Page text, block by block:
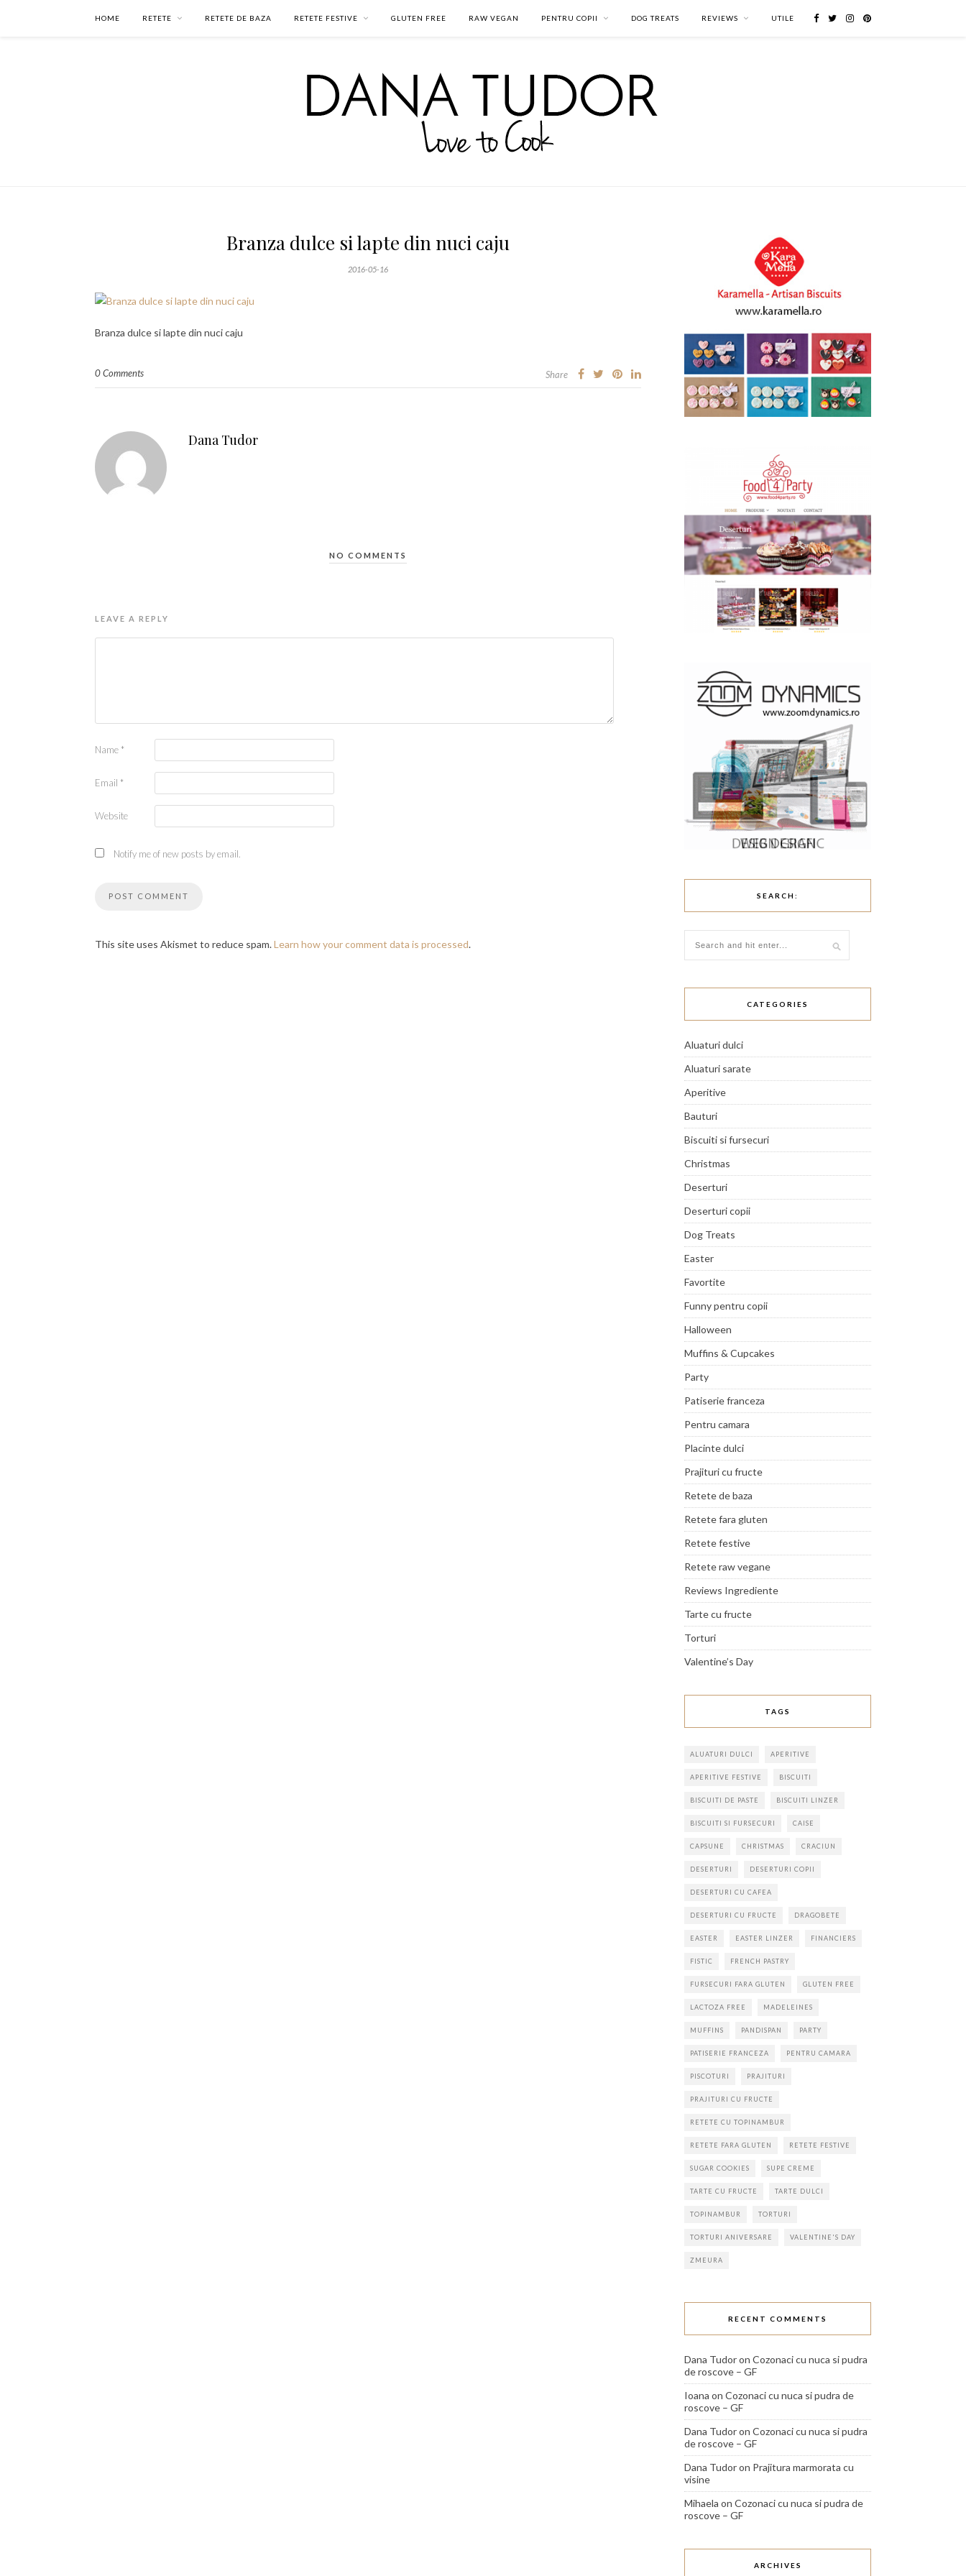
HOME RETETE RETETE DE BAZA RETETE FESTIVE GLUTEN FREE RAW VEGAN PENTRU COPII DOG TREATS REVIEWS UTILE
Branza dulce si lapte din nuci caju
2016-05-16
Branza dulce si lapte din nuci caju
0 Comments Share
Dana Tudor
NO COMMENTS
LEAVE A REPLY
Name *
Email *
Website
Notify me of new posts by email.
This site uses Akismet to reduce spam.Learn how your comment data is processed.
SEARCH:
CATEGORIES
Aluaturi dulci
Aluaturi sarate
Aperitive
Bauturi
Biscuiti si fursecuri
Christmas
Deserturi
Deserturi copii
Dog Treats
Easter
Favortite
Funny pentru copii
Halloween
Muffins & Cupcakes
Party
Patiserie franceza
Pentru camara
Placinte dulci
Prajituri cu fructe
Retete de baza
Retete fara gluten
Retete festive
Retete raw vegane
Reviews Ingrediente
Tarte cu fructe
Torturi
Valentine’s Day
TAGS
ALUATURI DULCI APERITIVE
APERITIVE FESTIVE BISCUITI
BISCUITI DE PASTE BISCUITI LINZER
BISCUITI SI FURSECURI CAISE
CAPSUNE CHRISTMAS CRACIUN
DESERTURI DESERTURI COPII
DESERTURI CU CAFEA
DESERTURI CU FRUCTE DRAGOBETE
EASTER EASTER LINZER FINANCIERS
FISTIC FRENCH PASTRY
FURSECURI FARA GLUTEN GLUTEN FREE
LACTOZA FREE MADELEINES
MUFFINS PANDISPAN PARTY
PATISERIE FRANCEZA PENTRU CAMARA
PISCOTURI PRAJITURI
PRAJITURI CU FRUCTE
RETETE CU TOPINAMBUR
RETETE FARA GLUTEN RETETE FESTIVE
SUGAR COOKIES SUPE CREME
TARTE CU FRUCTE TARTE DULCI
TOPINAMBUR TORTURI
TORTURI ANIVERSARE VALENTINE'S DAY
ZMEURA
RECENT COMMENTS
Dana Tudoron Cozonaci cu nuca si pudra
de roscove – GF
Ioana on Cozonaci cu nuca si pudra de
roscove – GF
Dana Tudoron Cozonaci cu nuca si pudra
de roscove – GF
Dana Tudoron Prajitura marmorata cu
visine
Mihaela on Cozonaci cu nuca si pudra de
roscove – GF
ARCHIVES